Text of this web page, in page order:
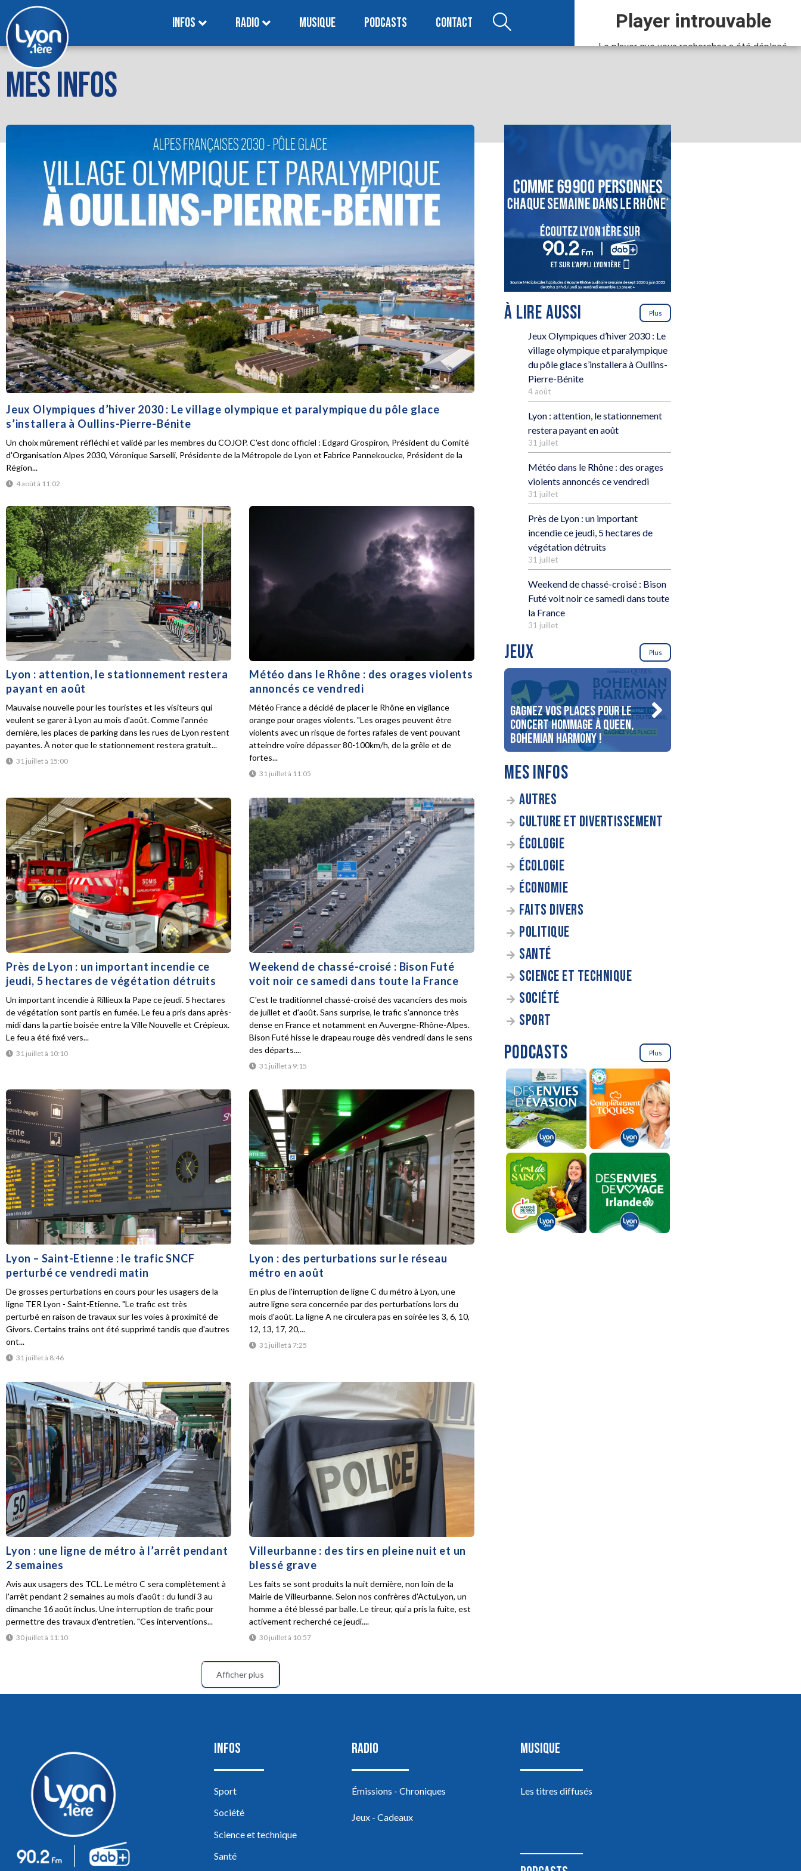
INFOS RADIO MUSIQUE PODCASTS CONTACT
MES INFOS
Jeux Olympiques d’hiver 2030 : Le village olympique et paralympique du pôle glace
s’installera à Oullins-Pierre-Bénite
4 août à 11:02
Un choix mûrement réfléchi et validé par les membres du COJOP. C'est donc officiel : Edgard Grospiron, Président du Comité
d'Organisation Alpes 2030, Véronique Sarselli, Présidente de la Métropole de Lyon et Fabrice Pannekoucke, Président de la
Région...
Lyon : attention, le stationnement restera
payant en août
31 juillet à 15:00
Mauvaise nouvelle pour les touristes et les visiteurs qui
veulent se garer à Lyon au mois d'août. Comme l'année
dernière, les places de parking dans les rues de Lyon restent
payantes. À noter que le stationnement restera gratuit...
Météo dans le Rhône : des orages violents
annoncés ce vendredi
31 juillet à 11:05
Météo France a décidé de placer le Rhône en vigilance
orange pour orages violents. "Les orages peuvent être
violents avec un risque de fortes rafales de vent pouvant
atteindre voire dépasser 80-100km/h, de la grêle et de
fortes...
Près de Lyon : un important incendie ce
jeudi, 5 hectares de végétation détruits
31 juillet à 10:10
Un important incendie à Rillieux la Pape ce jeudi. 5 hectares
de végétation sont partis en fumée. Le feu a pris dans après-
midi dans la partie boisée entre la Ville Nouvelle et Crépieux.
Le feu a été fixé vers...
Weekend de chassé-croisé : Bison Futé
voit noir ce samedi dans toute la France
31 juillet à 9:15
C'est le traditionnel chassé-croisé des vacanciers des mois
de juillet et d'août. Sans surprise, le trafic s'annonce très
dense en France et notamment en Auvergne-Rhône-Alpes.
Bison Futé hisse le drapeau rouge dès vendredi dans le sens
des départs....
Lyon – Saint-Etienne : le trafic SNCF
perturbé ce vendredi matin
31 juillet à 8:46
De grosses perturbations en cours pour les usagers de la
ligne TER Lyon - Saint-Etienne. "Le trafic est très
perturbé en raison de travaux sur les voies à proximité de
Givors. Certains trains ont été supprimé tandis que d'autres
ont...
Lyon : des perturbations sur le réseau
métro en août
31 juillet à 7:25
En plus de l'interruption de ligne C du métro à Lyon, une
autre ligne sera concernée par des perturbations lors du
mois d'août. La ligne A ne circulera pas en soirée les 3, 6, 10,
12, 13, 17, 20,...
Lyon : une ligne de métro à l’arrêt pendant
2 semaines
30 juillet à 11:10
Avis aux usagers des TCL. Le métro C sera complètement à
l'arrêt pendant 2 semaines au mois d'août : du lundi 3 au
dimanche 16 août inclus. Une interruption de trafic pour
permettre des travaux d'entretien. "Ces interventions...
Villeurbanne : des tirs en pleine nuit et un
blessé grave
30 juillet à 10:57
Les faits se sont produits la nuit dernière, non loin de la
Mairie de Villeurbanne. Selon nos confrères d'ActuLyon, un
homme a été blessé par balle. Le tireur, qui a pris la fuite, est
activement recherché ce jeudi....
Afficher plus
À LIRE AUSSI Plus
Jeux Olympiques d’hiver 2030 : Le
village olympique et paralympique
du pôle glace s’installera à Oullins-
Pierre-Bénite
4 août
Lyon : attention, le stationnement
restera payant en août
31 juillet
Météo dans le Rhône : des orages
violents annoncés ce vendredi
31 juillet
Près de Lyon : un important
incendie ce jeudi, 5 hectares de
végétation détruits
31 juillet
Weekend de chassé-croisé : Bison
Futé voit noir ce samedi dans toute
la France
31 juillet
JEUX Plus
Gagnez vos places pour le
concert Hommage à Queen,
Bohemian Harmony !
MES INFOS
AUTRES
CULTURE ET DIVERTISSEMENT
ÉCOLOGIE
ÉCOLOGIE
ÉCONOMIE
FAITS DIVERS
POLITIQUE
SANTÉ
SCIENCE ET TECHNIQUE
SOCIÉTÉ
SPORT
PODCASTS Plus
INFOS
Sport
Société
Science et technique
Santé
RADIO
Émissions - Chroniques
Jeux - Cadeaux
MUSIQUE
Les titres diffusés